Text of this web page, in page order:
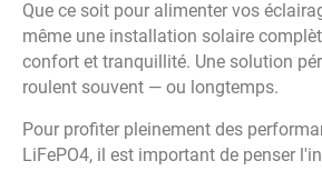
Que ce soit pour alimenter vos
même une installation solaire
confort et tranquillité. Une solution
roulent souvent — ou longtemps.
Pour profiter pleinement des
LiFePO4, il est important de penser